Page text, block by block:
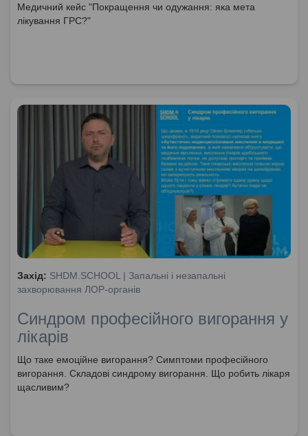
Медичний кейс "Покращення чи одужання: яка мета
лікування ГРС?"
Захід: SHDM.SCHOOL | Запальні і незапальні
захворювання ЛОР-органів
Синдром професійного вигорання у
лікарів
Що таке емоційне вигорання? Симптоми професійного
вигорання. Складові синдрому вигорання. Що робить лікаря
щасливим?